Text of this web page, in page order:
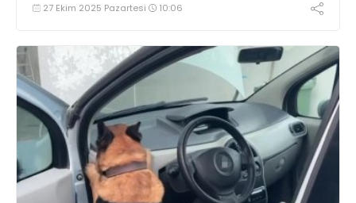
27 Ekim 2025 Pazartesi 10:06